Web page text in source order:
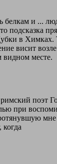
белкам и ...
подсказка
в Химках.
висит
видном месте.
поэт
при
когда